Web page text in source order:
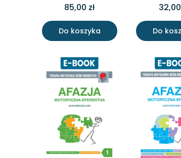
85,00 zł
Do koszyka
32,00
Do